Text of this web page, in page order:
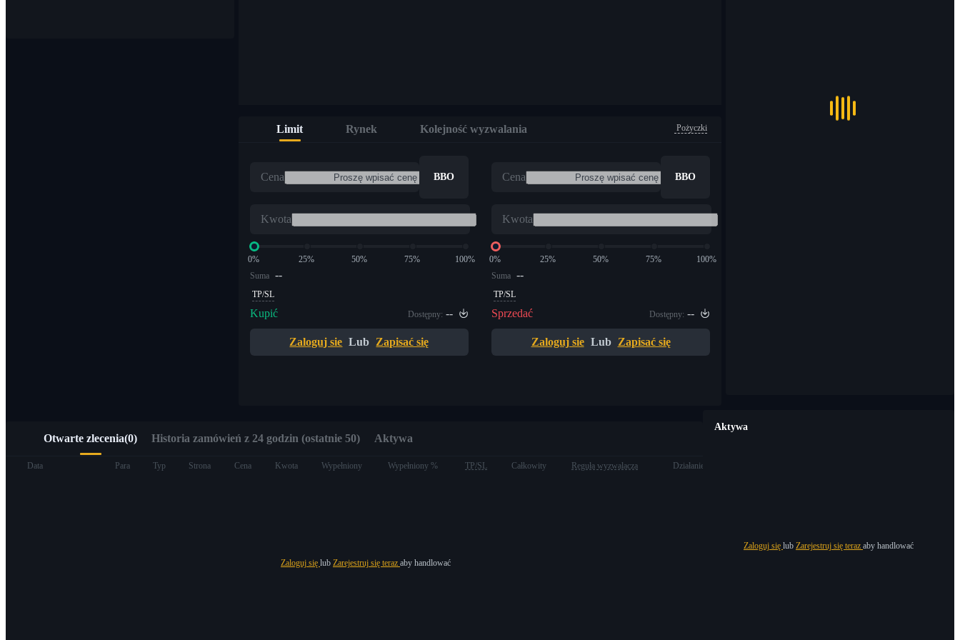
Kontrakty terminowe
Limit Rynek Kolejność wyzwalania Pożyczki
Cena BBO
Kwota
0% 25% 50% 75%
100%
Suma --
TP/SL
Kupić Dostępny: --
Zaloguj sie Lub Zapisać się
Cena BBO
Kwota
0% 25% 50% 75%
100%
Suma --
TP/SL
Sprzedać Dostępny: --
Zaloguj sie Lub Zapisać się
Otwarte zlecenia(0) Historia zamówień z 24 godzin (ostatnie 50) Aktywa
Data Para Typ Strona Cena Kwota Wypełniony Wypełniony % TP/SL Całkowity Reguła wyzwalacza Działanie
Zaloguj się lub Zarejestruj się teraz aby handlować
Aktywa
Zaloguj się lub Zarejestruj się teraz aby handlować